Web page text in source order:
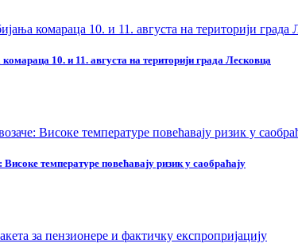
10. и 11. августа на територији града Лесковца
Високе температуре повећавају ризик у саобраћају